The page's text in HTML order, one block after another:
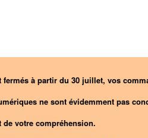
fermés à partir du 30 juillet, vos
ne sont évidemment pas
de votre compréhension.